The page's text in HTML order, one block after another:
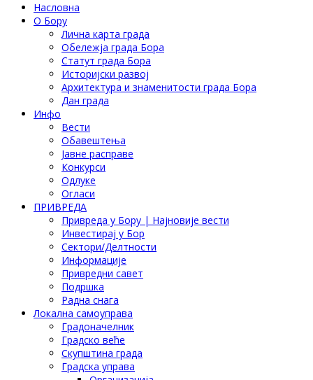
Насловна
О Бору
Лична карта града
Обележја града Бора
Статут града Бора
Историјски развој
Архитектура и знаменитости града Бора
Дан града
Инфо
Вести
Обавештења
Јавне расправе
Конкурси
Одлуке
Огласи
ПРИВРЕДА
Привреда у Бору | Најновије вести
Инвестирај у Бор
Сектори/Делтности
Информације
Привредни савет
Подршка
Радна снага
Локална самоуправа
Градоначелник
Градско веће
Скупштина града
Градска управа